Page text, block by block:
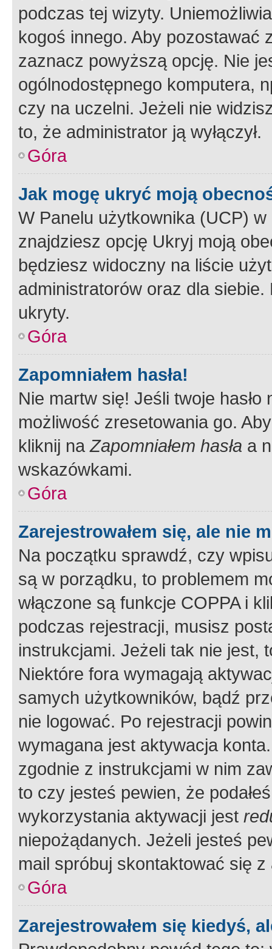
podczas tej wizyty.
kogoś innego. Aby pozostawać
zaznacz powyższą opcję. Nie
ogólnodostępnego komputera,
czy na uczelni. Jeżeli nie
to, że administrator ją wyłączył.
Góra
Jak mogę ukryć moją
W Panelu użytkownika (UCP) w
znajdziesz opcję Ukryj moją
będziesz widoczny na liście
administratorów oraz dla
ukryty.
Góra
Zapomniałem hasła!
Nie martw się! Jeśli twoje
możliwość zresetowania go.
kliknij naZapomniałem hasła a
wskazówkami.
Góra
Zarejestrowałem się, ale nie
Na początku sprawdź, czy
są w porządku, to problemem
włączone są funkcje COPPA i
podczas rejestracji, musisz
instrukcjami. Jeżeli tak nie jest,
Niektóre fora wymagają
samych użytkowników, bądź
nie logować. Po rejestracji
wymagana jest aktywacja
zgodnie z instrukcjami w nim
to czy jesteś pewien, że
wykorzystania aktywacji jest
niepożądanych. Jeżeli jesteś
mail spróbuj skontaktować się
Góra
Zarejestrowałem się kiedyś,